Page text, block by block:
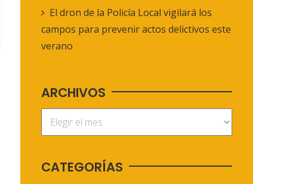
El dron de la Policía Local vigilará los
campos para prevenir actos delictivos este
verano
ARCHIVOS
CATEGORÍAS